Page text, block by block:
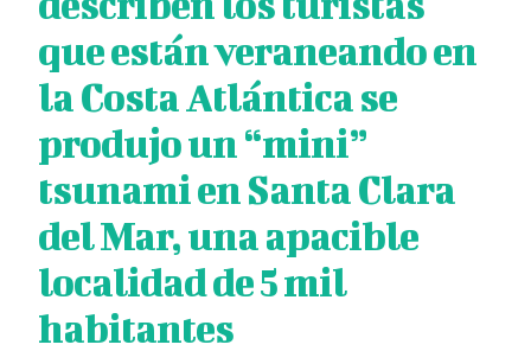
que están veraneando en
la Costa Atlántica se
produjo un “mini”
tsunami en Santa Clara
del Mar, una apacible
localidad de 5 mil
habitantes